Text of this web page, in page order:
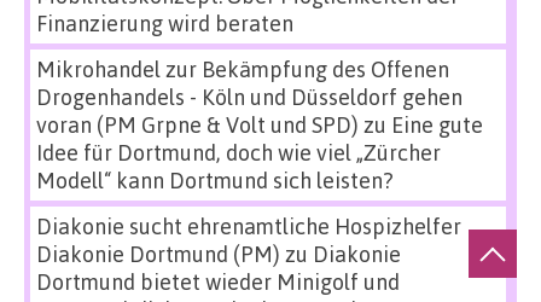
Finanzierung wird beraten
Mikrohandel zur Bekämpfung des Offenen
Drogenhandels - Köln und Düsseldorf gehen
voran (PM Grpne & Volt und SPD) zu Eine gute
Idee für Dortmund, doch wie viel „Zürcher
Modell“ kann Dortmund sich leisten?
Diakonie sucht ehrenamtliche Hospizhelfer
Diakonie Dortmund (PM) zu Diakonie
Dortmund bietet wieder Minigolf und